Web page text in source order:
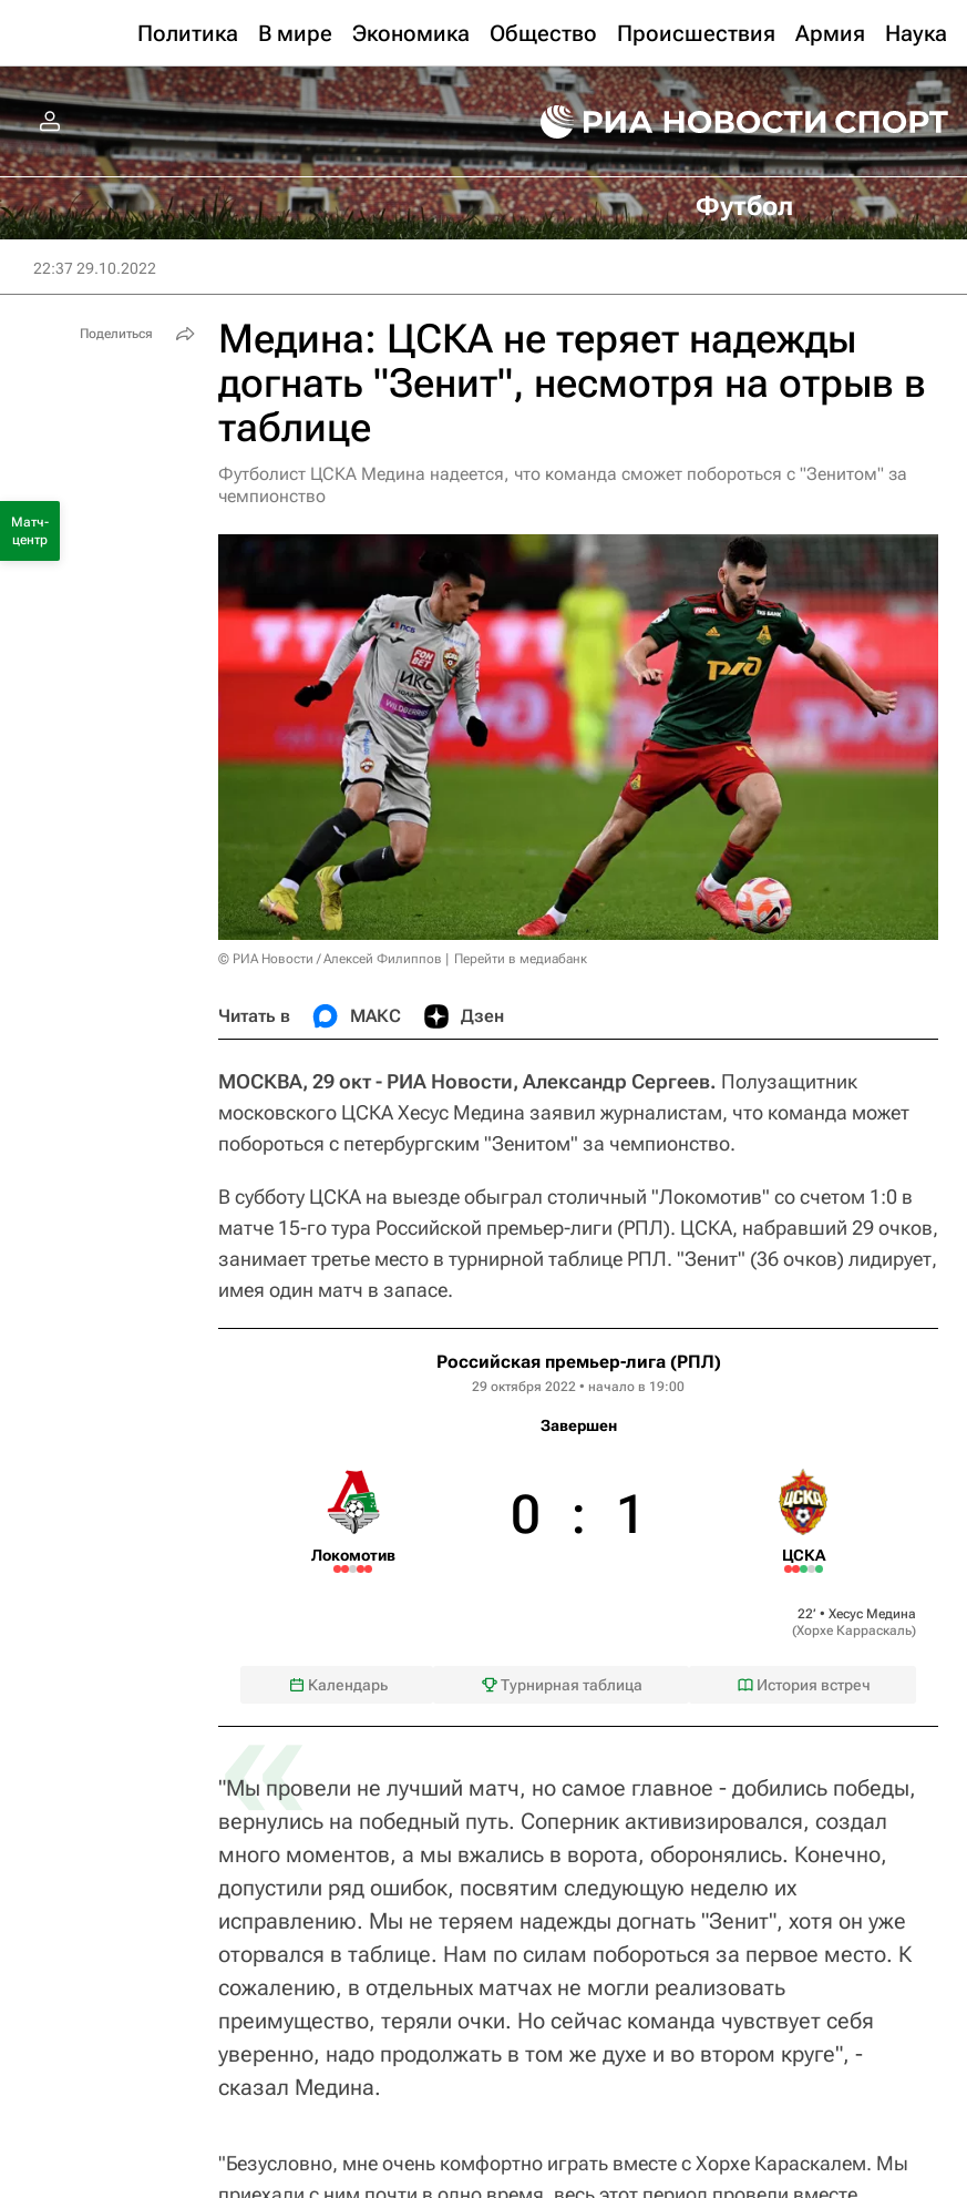
Политика В мире Экономика Общество Происшествия Армия Наука
Футбол
22:37 29.10.2022
Медина: ЦСКА не теряет надежды
догнать "Зенит", несмотря на отрыв в
таблице
Футболист ЦСКА Медина надеется, что команда сможет побороться с "Зенитом" за
чемпионство
© РИА Новости / Алексей Филиппов Перейти в медиабанк
Читать в МАКС Дзен
МОСКВА, 29 окт - РИА Новости, Александр Сергеев. Полузащитник
московского ЦСКА Хесус Медина заявил журналистам, что команда может
побороться с петербургским "Зенитом" за чемпионство.
В субботу ЦСКА на выезде обыграл столичный "Локомотив" со счетом 1:0 в
матче 15-го тура Российской премьер-лиги (РПЛ). ЦСКА, набравший 29 очков,
занимает третье место в турнирной таблице РПЛ. "Зенит" (36 очков) лидирует,
имея один матч в запасе.
Российская премьер-лига (РПЛ)
29 октября 2022 • начало в 19:00
Завершен
Локомотив
0 : 1
ЦСКА
22‎’‎ • Хесус Медина
(Хорхе Карраскаль)
Календарь Турнирная таблица История встреч
«
"Мы провели не лучший матч, но самое главное - добились победы,
вернулись на победный путь. Соперник активизировался, создал
много моментов, а мы вжались в ворота, оборонялись. Конечно,
допустили ряд ошибок, посвятим следующую неделю их
исправлению. Мы не теряем надежды догнать "Зенит", хотя он уже
оторвался в таблице. Нам по силам побороться за первое место. К
сожалению, в отдельных матчах не могли реализовать
преимущество, теряли очки. Но сейчас команда чувствует себя
уверенно, надо продолжать в том же духе и во втором круге", -
сказал Медина.
"Безусловно, мне очень комфортно играть вместе с Хорхе Караскалем. Мы
Поделиться
Матч-
центр